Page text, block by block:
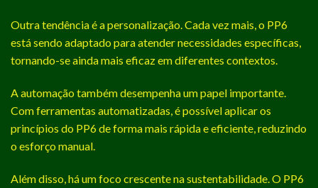
Outra tendência é a personalização. Cada vez mais, o PP6
está sendo adaptado para atender necessidades específicas,
tornando-se ainda mais eficaz em diferentes contextos.
A automação também desempenha um papel importante.
Com ferramentas automatizadas, é possível aplicar os
princípios do PP6 de forma mais rápida e eficiente, reduzindo
o esforço manual.
Além disso, há um foco crescente na sustentabilidade. O PP6